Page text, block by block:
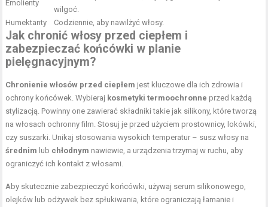
Emolienty
wilgoć.
Humektanty
Codziennie, aby nawilżyć włosy.
Jak chronić włosy przed ciepłem i
zabezpieczać końcówki w planie
pielęgnacyjnym?
Chronienie włosów przed ciepłem jest kluczowe dla ich zdrowia i
ochrony końcówek. Wybieraj kosmetyki termoochronne przed każdą
stylizacją. Powinny one zawierać składniki takie jak silikony, które tworzą
na włosach ochronny film. Stosuj je przed użyciem prostownicy, lokówki,
czy suszarki. Unikaj stosowania wysokich temperatur – susz włosy na
średnim lub chłodnym nawiewie, a urządzenia trzymaj w ruchu, aby
ograniczyć ich kontakt z włosami.
Aby skutecznie zabezpieczyć końcówki, używaj serum silikonowego,
olejków lub odżywek bez spłukiwania, które ograniczają łamanie i